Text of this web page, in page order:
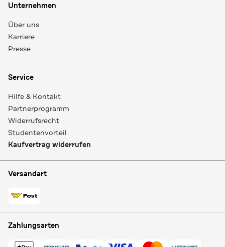
Unternehmen
Über uns
Karriere
Presse
Service
Hilfe & Kontakt
Partnerprogramm
Widerrufsrecht
Studentenvorteil
Kaufvertrag widerrufen
Versandart
Zahlungsarten